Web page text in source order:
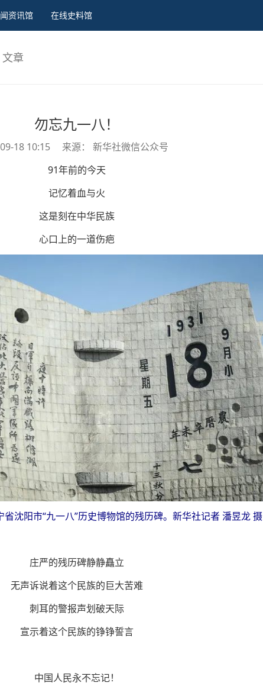
资讯馆 在线史料馆
文章
勿忘九一八！
18 10:15
来源： 新华社微信公众号
91年前的今天
记忆着血与火
这是刻在中华民族
心口上的一道伤疤
沈阳市“九一八”历史博物馆的残历碑。新华社记者 潘昱龙 摄
庄严的残历碑静静矗立
无声诉说着这个民族的巨大苦难
刺耳的警报声划破天际
宣示着这个民族的铮铮誓言
中国人民永不忘记！